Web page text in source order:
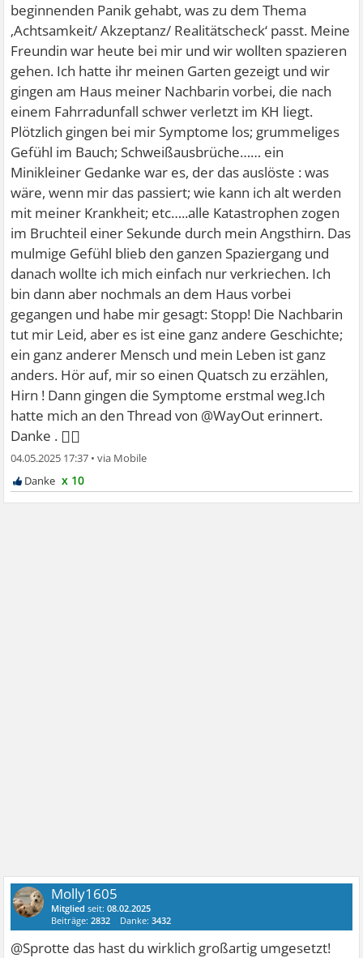
beginnenden Panik gehabt, was zu dem Thema
‚Achtsamkeit/ Akzeptanz/ Realitätscheck‘ passt. Meine
Freundin war heute bei mir und wir wollten spazieren
gehen. Ich hatte ihr meinen Garten gezeigt und wir
gingen am Haus meiner Nachbarin vorbei, die nach
einem Fahrradunfall schwer verletzt im KH liegt.
Plötzlich gingen bei mir Symptome los; grummeliges
Gefühl im Bauch; Schweißausbrüche…… ein
Minikleiner Gedanke war es, der das auslöste : was
wäre, wenn mir das passiert; wie kann ich alt werden
mit meiner Krankheit; etc…..alle Katastrophen zogen
im Bruchteil einer Sekunde durch mein Angsthirn. Das
mulmige Gefühl blieb den ganzen Spaziergang und
danach wollte ich mich einfach nur verkriechen. Ich
bin dann aber nochmals an dem Haus vorbei
gegangen und habe mir gesagt: Stopp! Die Nachbarin
tut mir Leid, aber es ist eine ganz andere Geschichte;
ein ganz anderer Mensch und mein Leben ist ganz
anders. Hör auf, mir so einen Quatsch zu erzählen,
Hirn ! Dann gingen die Symptome erstmal weg.Ich
hatte mich an den Thread von @WayOut erinnert.
Danke . 🙋‍♀
04.05.2025 17:37 •
x 10
Molly1605
Mitglied seit:08.02.2025
Beiträge:2832 Danke:3432
@Sprotte das hast du wirklich großartig umgesetzt!